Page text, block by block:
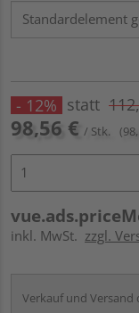
- 12% statt
98,56 € / Stk.
inkl. MwSt. zzgl.
Verkauf und Versand